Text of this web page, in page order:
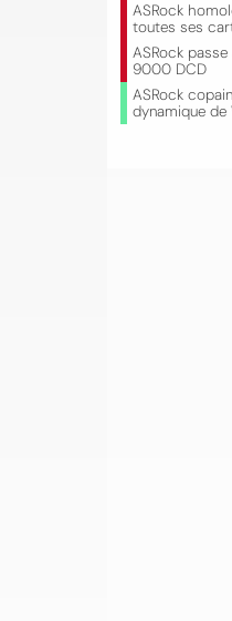
ASRock
toutes ses
ASRock passe
9000 DCD
ASRock
dynamique de